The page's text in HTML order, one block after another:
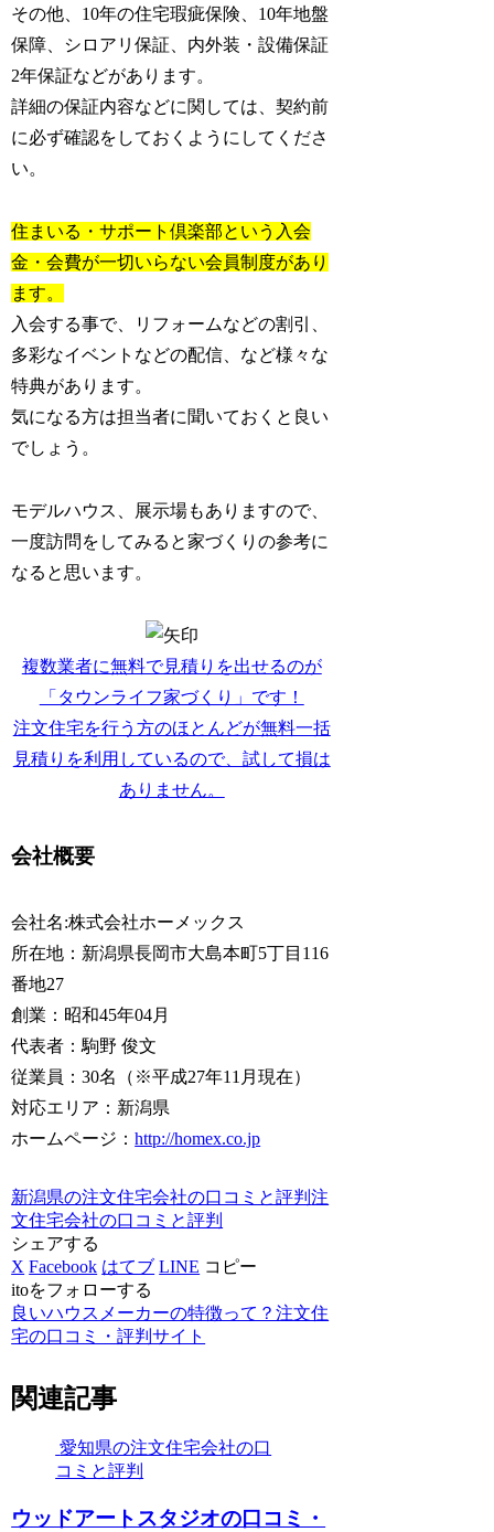
その他、10年の住宅瑕疵保険、10年地盤
保障、シロアリ保証、内外装・設備保証
2年保証などがあります。
詳細の保証内容などに関しては、契約前
に必ず確認をしておくようにしてくださ
い。
住まいる・サポート倶楽部という入会
金・会費が一切いらない会員制度があり
ます。
入会する事で、リフォームなどの割引、
多彩なイベントなどの配信、など様々な
特典があります。
気になる方は担当者に聞いておくと良い
でしょう。
モデルハウス、展示場もありますので、
一度訪問をしてみると家づくりの参考に
なると思います。
複数業者に無料で見積りを出せるのが
「タウンライフ家づくり」です！
注文住宅を行う方のほとんどが無料一括
見積りを利用しているので、試して損は
ありません。
会社概要
会社名:株式会社ホーメックス
所在地：新潟県長岡市大島本町5丁目116
番地27
創業：昭和45年04月
代表者：駒野 俊文
従業員：30名（※平成27年11月現在）
対応エリア：新潟県
ホームページ：http://homex.co.jp
新潟県の注文住宅会社の口コミと評判注
文住宅会社の口コミと評判
シェアする
X Facebook はてブ LINE コピー
itoをフォローする
良いハウスメーカーの特徴って？注文住
宅の口コミ・評判サイト
関連記事
愛知県の注文住宅会社の口
コミと評判
ウッドアートスタジオの口コミ・